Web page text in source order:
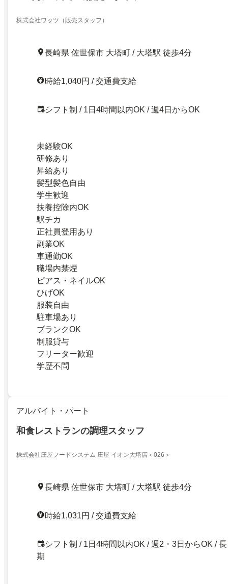
株式会社ワッツ（販売スタッフ）
長崎県 佐世保市 大塔町 / 大塔駅 徒歩4分
時給1,040円 / 交通費支給
シフト制 / 1日4時間以内OK / 週4日からOK
未経験OK
研修あり
昇給あり
髪型髪色自由
学生歓迎
扶養控除内OK
駅チカ
正社員登用あり
副業OK
車通勤OK
職場内禁煙
ピアス・ネイルOK
ひげOK
服装自由
駐車場あり
ブランクOK
制服貸与
フリーター歓迎
学歴不問
アルバイト・パート
和食レストランの調理スタッフ
株式会社庄屋フードシステム 庄屋 イオン大塔店＜026＞
長崎県 佐世保市 大塔町 / 大塔駅 徒歩4分
時給1,031円 / 交通費支給
シフト制 / 1日4時間以内OK / 週2・3日からOK / 長
期